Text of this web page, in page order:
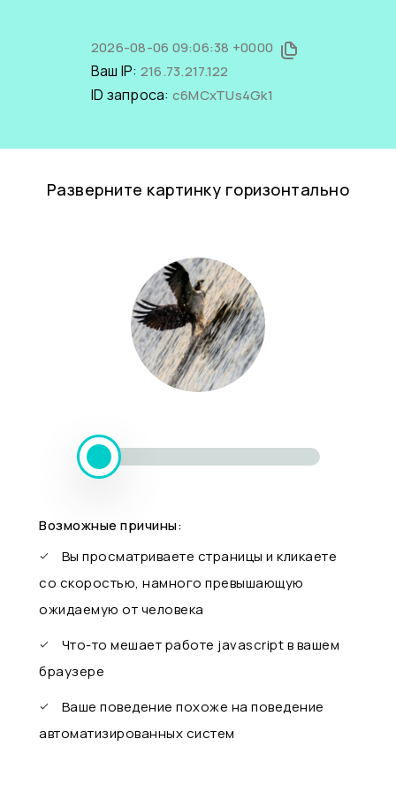
2026-08-06 09:06:38 +0000
Ваш IP: 216.73.217.122
ID запроса: c6MCxTUs4Gk1
Разверните картинку горизонтально
Возможные причины:
Вы просматриваете страницы и кликаете
со скоростью, намного превышающую
ожидаемую от человека
Что-то мешает работе javascript в вашем
браузере
Ваше поведение похоже на поведение
автоматизированных систем